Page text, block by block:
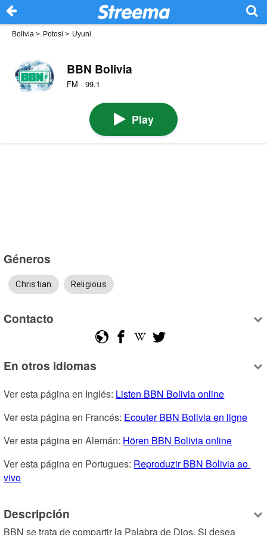
Bolivia > Potosi > Uyuni
BBN Bolivia
FM · 99.1
Play
Géneros
Christian Religious
Contacto
En otros idiomas
Ver esta página en Inglés: Listen BBN Bolivia online
Ver esta página en Francés: Ecouter BBN Bolivia en ligne
Ver esta página en Alemán: Hören BBN Bolivia online
Ver esta página en Portugues: Reproduzir BBN Bolivia ao
vivo
Descripción
BBN se trata de compartir la Palabra de Dios. Si desea